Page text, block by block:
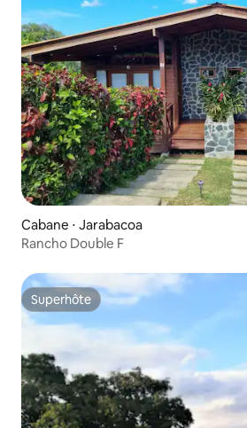
Cabane ⋅ Jarabacoa
Rancho Double F
Superhôte
Superhôte